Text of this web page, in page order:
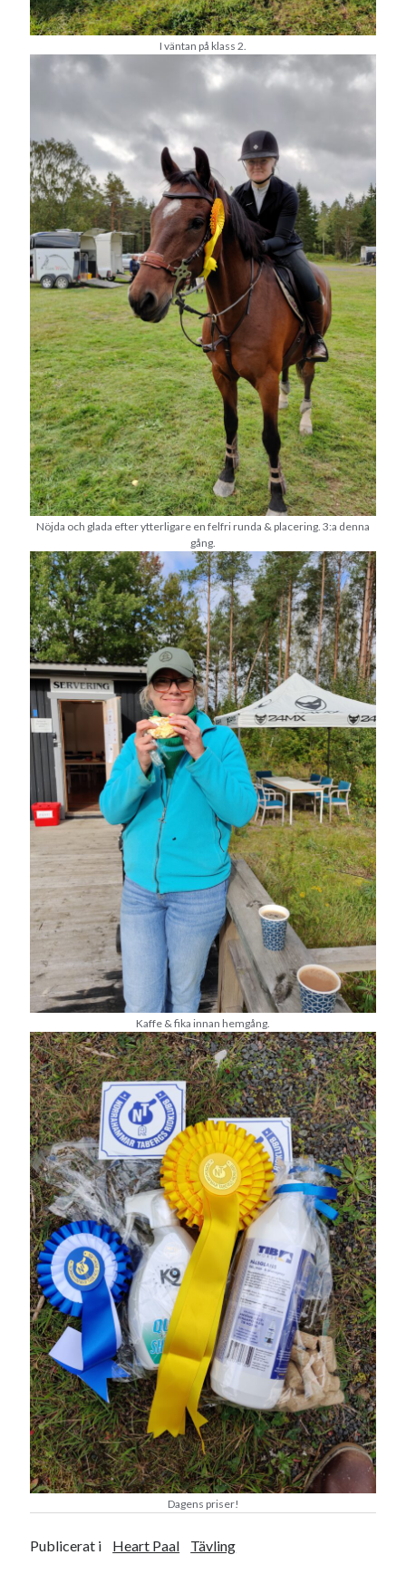
maj 2023
april 2023
mars 2023
februari 2023
december 2022
november 2022
oktober 2022
september 2022
augusti 2022
juli 2022
juni 2022
maj 2022
april 2022
mars 2022
februari 2022
januari 2022
december 2021
november 2021
oktober 2021
september 2021
Logga in
I väntan på klass 2.
Nöjda och glada efter ytterligare en felfri runda & placering. 3:a denna
gång.
Kaffe & fika innan hemgång.
Dagens priser!
Publicerat i Heart Paal Tävling